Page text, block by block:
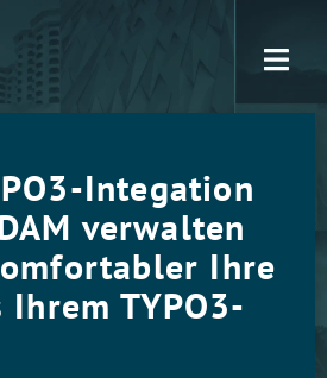
Integation
verwalten
Ihre
Ihrem TYPO3-